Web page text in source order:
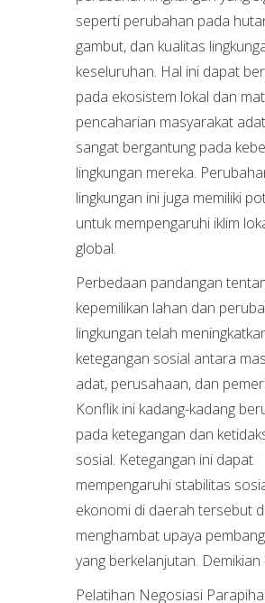
seperti perubahan pada
gambut, dan kualitas
keseluruhan. Hal ini dapat
pada ekosistem lokal dan
pencaharian masyarakat
sangat bergantung pada
lingkungan mereka.
lingkungan ini juga memiliki
untuk mempengaruhi iklim
global.
Perbedaan pandangan
kepemilikan lahan dan
lingkungan telah
ketegangan sosial antara
adat, perusahaan, dan
Konflik ini kadang-kadang
pada ketegangan dan
sosial. Ketegangan ini dapat
mempengaruhi stabilitas
ekonomi di daerah tersebut
menghambat upaya
yang berkelanjutan. Demikian
Pelatihan Negosiasi